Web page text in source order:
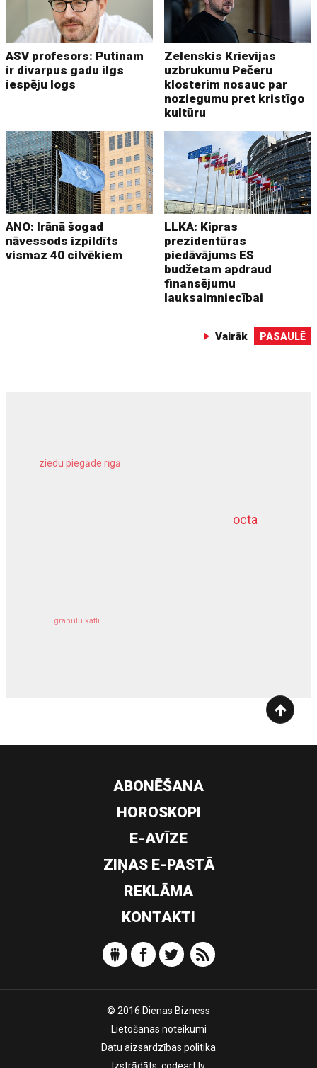
ASV profesors: Putinam
ir divarpus gadu ilgs
iespēju logs
Zelenskis Krievijas
uzbrukumu Pečeru
klosterim nosauc par
noziegumu pret kristīgo
kultūru
ANO: Irānā šogad
nāvessods izpildīts
vismaz 40 cilvēkiem
LLKA: Kipras
prezidentūras
piedāvājums ES
budžetam apdraud
finansējumu
lauksaimniecībai
Vairāk PASAULĒ
octa
ziedu piegāde rīgā
granulu katli
dziļurbums
ABONĒŠANA
HOROSKOPI
E-AVĪZE
ZIŅAS E-PASTĀ
REKLĀMA
KONTAKTI
© 2016 Dienas Bizness
Lietošanas noteikumi
Datu aizsardzības politika
Izstrādāts: codeart.lv